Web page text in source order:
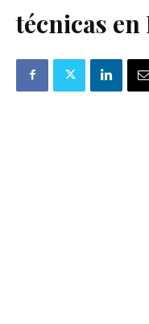
técnicas en